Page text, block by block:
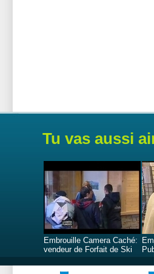
Tu vas aussi
Embrouille Camera Caché:
vendeur de Forfait de Ski